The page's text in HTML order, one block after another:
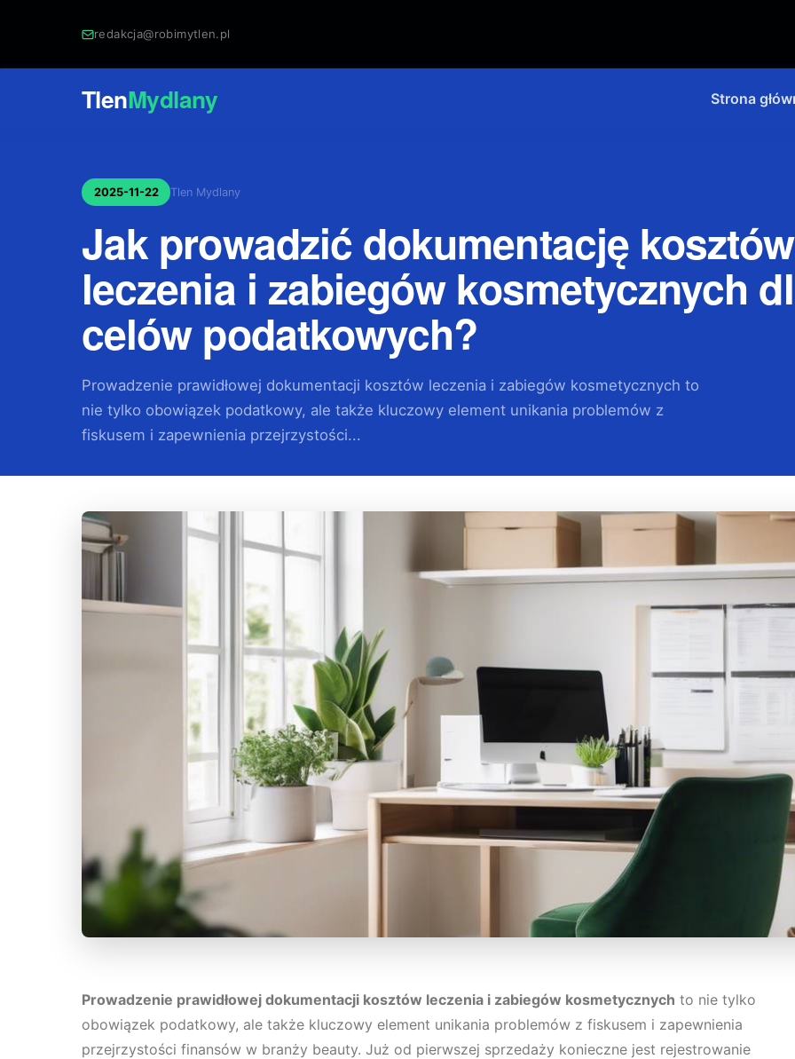
redakcja@robimytlen.pl
TlenMydlany Strona
2025-11-22 Tlen Mydlany
Jak prowadzić dokumentację kosztów
leczenia i zabiegów kosmetycznych
celów podatkowych?
Prowadzenie prawidłowej dokumentacji kosztów leczenia i zabiegów kosmetycznych to
nie tylko obowiązek podatkowy, ale także kluczowy element unikania problemów z
fiskusem i zapewnienia przejrzystości...
Prowadzenie prawidłowej dokumentacji kosztów leczenia i zabiegów kosmetycznych to nie tylko
obowiązek podatkowy, ale także kluczowy element unikania problemów z fiskusem i zapewnienia
przejrzystości finansów w branży beauty. Już od pierwszej sprzedaży konieczne jest rejestrowanie